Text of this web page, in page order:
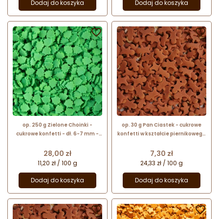
Dodaj do koszyka Dodaj do koszyka
op. 250 g Zielone Choinki -
cukrowe konfetti - dł. 6-7 mm -
Cena
28,00 zł
11,20 zł / 100 g
Dodaj do koszyka

op. 30 g Pan Ciastek - cukrowe
konfetti w kształcie piernikowego
posypka dekoracyjna
Cena
7,30 zł
24,33 zł / 100 g
Dodaj do koszyka

 